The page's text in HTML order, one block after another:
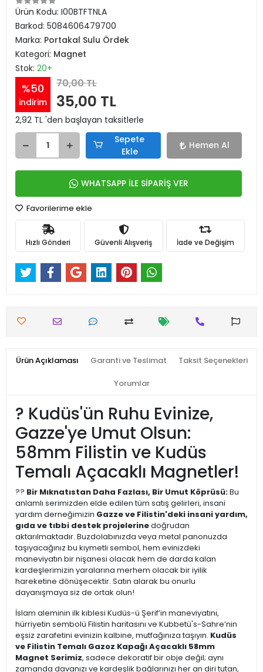
Ürün Kodu: I00BTFTNLA
Barkod: 5084606479700
Marka: Portakal Sulu Ördek
Kategori: Magnet
Stok: 20+
%50
indirim
70,00 TL
35,00 TL
2,92 TL 'den başlayan taksitlerle
Sepete
Ekle
Hemen Al
WHATSAPP İLE SİPARİŞ VER
Favorilerime ekle
Hızlı Gönderi Güvenli Alışveriş İade ve Değişim
Ürün Açıklaması Garanti ve Teslimat Taksit Seçenekleri
Yorumlar
? Kudüs'ün Ruhu Evinize,
Gazze'ye Umut Olsun:
58mm Filistin ve Kudüs
Temalı Açacaklı Magnetler!
?? Bir Mıknatıstan Daha Fazlası, Bir Umut Köprüsü:Bu
anlamlı serimizden elde edilen tüm satış gelirleri, insani
yardım derneğimizin Gazze ve Filistin'deki insani yardım,
gıda ve tıbbi destek projelerinedoğrudan
aktarılmaktadır. Buzdolabınızda veya metal panonuzda
taşıyacağınız bu kıymetli sembol, hem evinizdeki
maneviyatın bir nişanesi olacak hem de darda kalan
kardeşlerimizin yaralarına merhem olacak bir iyilik
hareketine dönüşecektir. Satın alarak bu onurlu
dayanışmaya siz de ortak olun!
İslam aleminin ilk kıblesi Kudüs-ü Şerif’in maneviyatını,
hürriyetin sembolü Filistin haritasını ve Kubbetü's-Sahre’nin
eşsiz zarafetini evinizin kalbine, mutfağınıza taşıyın. Kudüs
ve Filistin Temalı Gazoz Kapağı Açacaklı 58mm
Magnet Serimiz, sadece dekoratif bir obje değil; aynı
zamanda davanızı ve kardeşlik bağlarınızı her an diri tutan,